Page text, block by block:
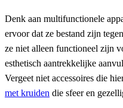
Denk aan multifunctionele
ervoor dat ze bestand zijn
ze niet alleen functioneel zijn
esthetisch aantrekkelijke
Vergeet niet accessoires die
met kruiden die sfeer en